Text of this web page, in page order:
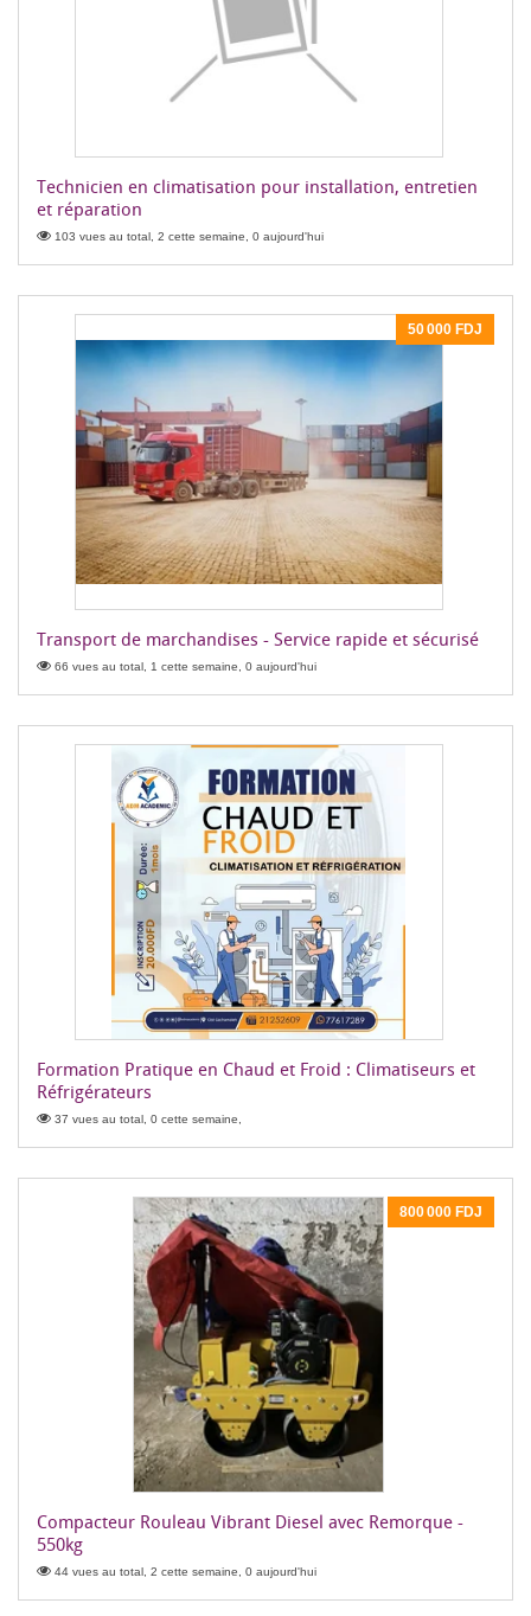
Technicien en climatisation pour installation, entretien
et réparation
103 vues au total, 2 cette semaine, 0 aujourd'hui
50 000 FDJ
Transport de marchandises - Service rapide et sécurisé
66 vues au total, 1 cette semaine, 0 aujourd'hui
Formation Pratique en Chaud et Froid : Climatiseurs et
Réfrigérateurs
37 vues au total, 0 cette semaine,
800 000 FDJ
Compacteur Rouleau Vibrant Diesel avec Remorque -
550kg
44 vues au total, 2 cette semaine, 0 aujourd'hui